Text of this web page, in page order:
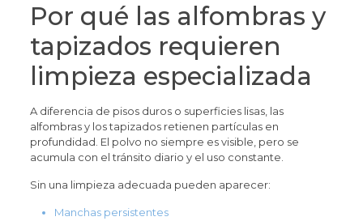
Por qué las alfombras y
tapizados requieren
limpieza especializada
A diferencia de pisos duros o superficies lisas, las
alfombras y los tapizados retienen partículas en
profundidad. El polvo no siempre es visible, pero se
acumula con el tránsito diario y el uso constante.
Sin una limpieza adecuada pueden aparecer:
Manchas persistentes